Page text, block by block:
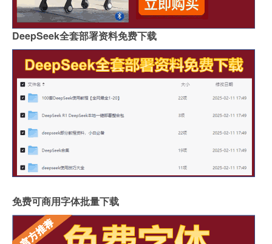
DeepSeek全套部署资料免费下载
免费可商用字体批量下载